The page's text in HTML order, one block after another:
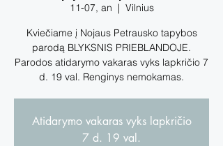
11-07, an
  |
Vilnius
Kviečiame į Nojaus Petrausko tapybos
parodą BLYKSNIS PRIEBLANDOJE.
Parodos atidarymo vakaras vyks lapkričio 7
Atidarymo vakaras vyks lapkričio
7 d. 19 val.